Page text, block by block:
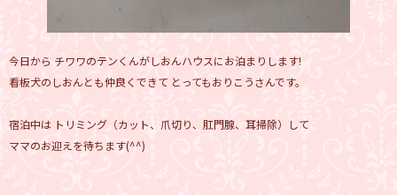
今日から チワワのテンくんがしおんハウスにお泊まりします!
看板犬のしおんとも仲良くできて とってもおりこうさんです。
宿泊中は トリミング（カット、爪切り、肛門腺、耳掃除）して
ママのお迎えを待ちます(^^)